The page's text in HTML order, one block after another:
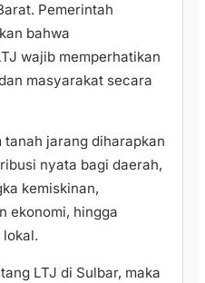
Pemerintah
bahwa
wajib memperhatikan
masyarakat secara
jarang diharapkan
nyata bagi daerah,
kemiskinan,
ekonomi, hingga
LTJ di Sulbar, maka